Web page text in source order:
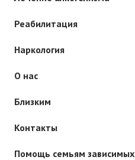
Реабилитация
Наркология
О нас
Близким
Контакты
Помощь семьям зависимых